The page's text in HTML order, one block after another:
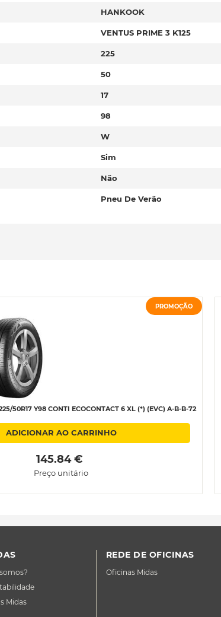
HANKOOK
VENTUS PRIME 3 K125
225
50
17
98
W
Sim
Não
Pneu De Verão
PROMOÇÃO
50R17 Y98 CONTI ECOCONTACT 6 XL (*) (EVC) A-B-B-72
ADICIONAR AO CARRINHO
145.84 €
Preço unitário
Midas
REDE DE OFICINAS
Oficinas Midas